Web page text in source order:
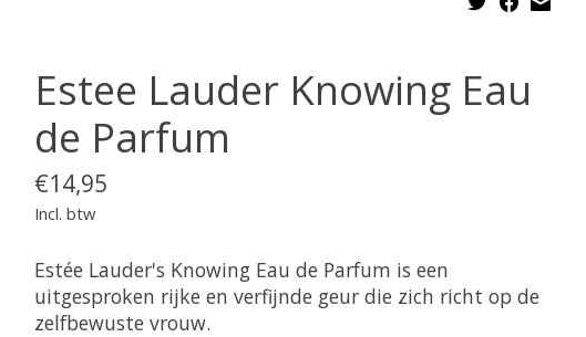
Estee Lauder Knowing Eau
de Parfum
€14,95
Incl. btw
Estée Lauder's Knowing Eau de Parfum is een
uitgesproken rijke en verfijnde geur die zich richt op de
zelfbewuste vrouw.